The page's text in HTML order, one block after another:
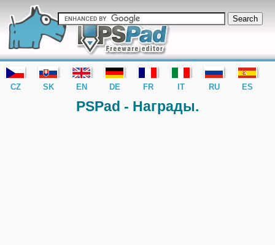
editor PSPad - freeware editor
PSPad - Награды.
CZ SK EN DE FR IT RU ES